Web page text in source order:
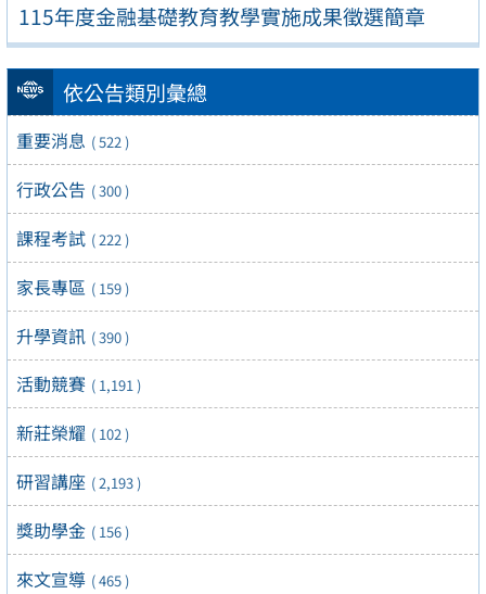
115年度金融基礎教育教學實施成果徵選簡章
依公告類別彙總
重要消息 ( 522 )
行政公告 ( 300 )
課程考試 ( 222 )
家長專區 ( 159 )
升學資訊 ( 390 )
活動競賽 ( 1,191 )
新莊榮耀 ( 102 )
研習講座 ( 2,193 )
獎助學金 ( 156 )
來文宣導 ( 465 )